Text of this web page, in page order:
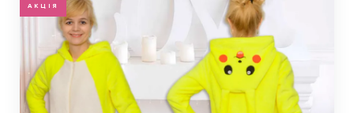
АКЦІЯ